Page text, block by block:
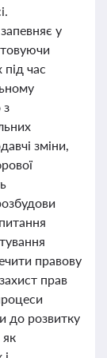
у
час
з
зміни,
правову
прав
до розвитку